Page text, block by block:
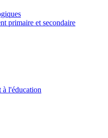
primaire et secondaire
à l'éducation